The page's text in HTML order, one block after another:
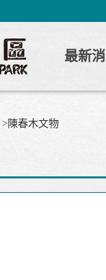
最新
>陳春木文物